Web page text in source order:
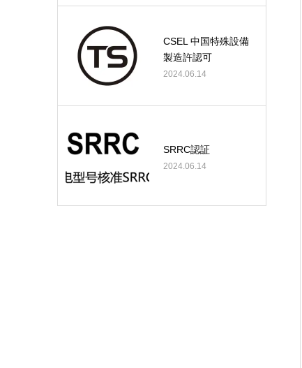
CSEL 中国特殊設備
製造許認可
2024.06.14
SRRC認証
2024.06.14